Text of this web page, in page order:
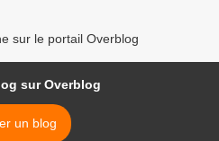
sur le portail Overblog
sur Overblog
un blog